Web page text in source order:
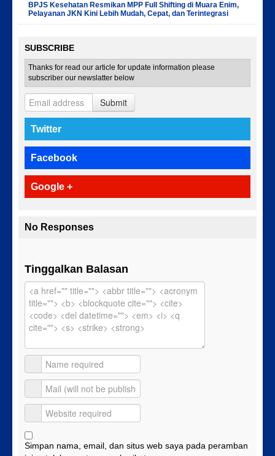
BPJS Kesehatan Resmikan MPP Full Shifting di Muara Enim,
Pelayanan JKN Kini Lebih Mudah, Cepat, dan Terintegrasi
SUBSCRIBE
Thanks for read our article for update information please
subscriber our newslatter below
Submit
Twitter
Facebook
Google +
No Responses
Tinggalkan Balasan
Simpan nama, email, dan situs web saya pada peramban